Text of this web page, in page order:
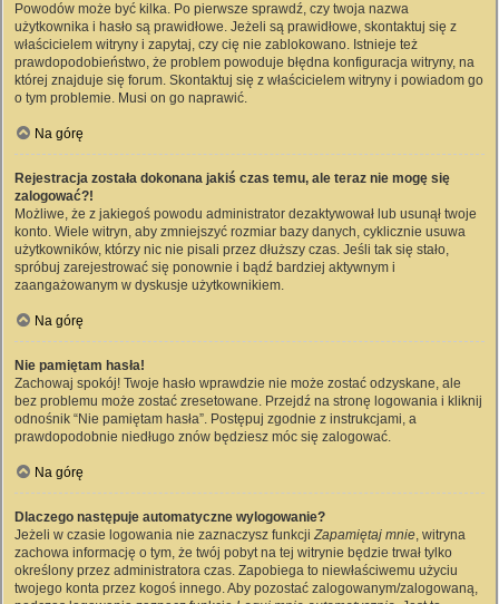
Powodów może być kilka. Po pierwsze sprawdź, czy twoja nazwa
użytkownika i hasło są prawidłowe. Jeżeli są prawidłowe, skontaktuj się z
właścicielem witryny i zapytaj, czy cię nie zablokowano. Istnieje też
prawdopodobieństwo, że problem powoduje błędna konfiguracja witryny, na
której znajduje się forum. Skontaktuj się z właścicielem witryny i powiadom go
o tym problemie. Musi on go naprawić.
Na górę
Rejestracja została dokonana jakiś czas temu, ale teraz nie mogę się
zalogować?!
Możliwe, że z jakiegoś powodu administrator dezaktywował lub usunął twoje
konto. Wiele witryn, aby zmniejszyć rozmiar bazy danych, cyklicznie usuwa
użytkowników, którzy nic nie pisali przez dłuższy czas. Jeśli tak się stało,
spróbuj zarejestrować się ponownie i bądź bardziej aktywnym i
zaangażowanym w dyskusje użytkownikiem.
Na górę
Nie pamiętam hasła!
Zachowaj spokój! Twoje hasło wprawdzie nie może zostać odzyskane, ale
bez problemu może zostać zresetowane. Przejdź na stronę logowania i kliknij
odnośnik “Nie pamiętam hasła”. Postępuj zgodnie z instrukcjami, a
prawdopodobnie niedługo znów będziesz móc się zalogować.
Na górę
Dlaczego następuje automatyczne wylogowanie?
Jeżeli w czasie logowania nie zaznaczysz funkcjiZapamiętaj mnie, witryna
zachowa informację o tym, że twój pobyt na tej witrynie będzie trwał tylko
określony przez administratora czas. Zapobiega to niewłaściwemu użyciu
twojego konta przez kogoś innego. Aby pozostać zalogowanym/zalogowaną,